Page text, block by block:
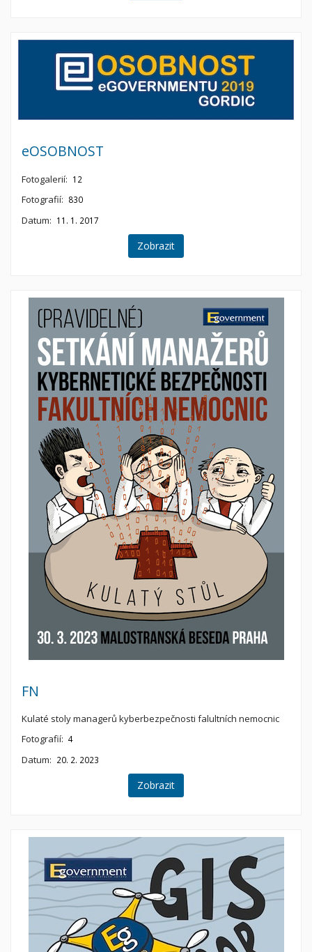
eOSOBNOST
Fotogalerií: 12
Fotografií: 830
Datum: 11. 1. 2017
Zobrazit
FN
Kulaté stoly managerů kyberbezpečnosti falultních nemocnic
Fotografií: 4
Datum: 20. 2. 2023
Zobrazit